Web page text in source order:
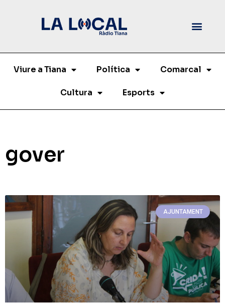
Viure a Tiana Política Comarcal
Cultura Esports
gover
AJUNTAMENT